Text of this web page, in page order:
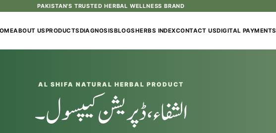
PAKISTAN'S TRUSTED HERBAL WELLNESS BRAND
ABOUT USPRODUCTSDIAGNOSISBLOGSHERBS INDEXCONTACT USDIGITAL PAYMENTS
AL SHIFA NATURAL HERBAL PRODUCT
الشفاء، ڈپریشن کیپسول۔